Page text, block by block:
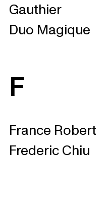
Gauthier
Duo Magique
F
France Robert
Frederic Chiu